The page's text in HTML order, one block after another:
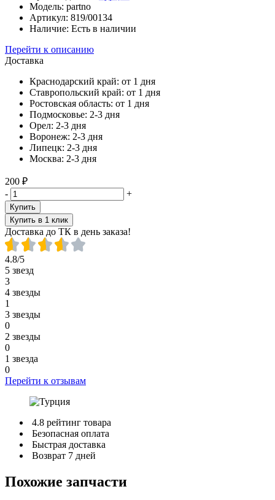
Модель: partno
Артикул: 819/00134
Наличие: Есть в наличии
Перейти к описанию
Доставка
Краснодарский край: от 1 дня
Ставропольский край: от 1 дня
Ростовская область: от 1 дня
Подмосковье: 2-3 дня
Орел: 2-3 дня
Воронеж: 2-3 дня
Липецк: 2-3 дня
Москва: 2-3 дня
200 ₽
-
+
Купить
Купить в 1 клик
Доставка до ТК в день заказа!
4.8/5
5 звезд
3
4 звезды
1
3 звезды
0
2 звезды
0
1 звезда
0
Перейти к отзывам
4.8 рейтинг товара
Безопасная оплата
Быстрая доставка
Возврат 7 дней
Похожие запчасти